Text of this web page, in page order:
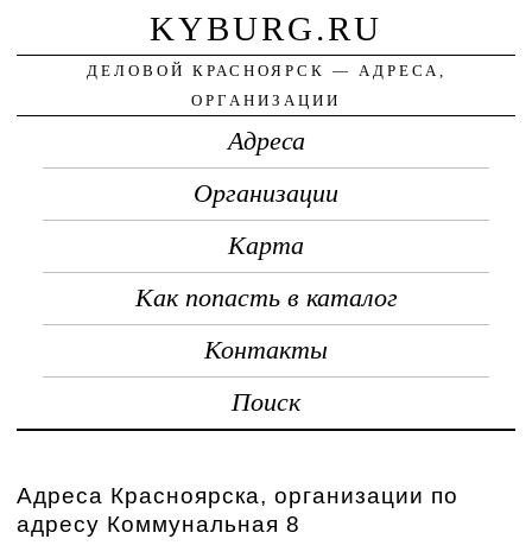
KYBURG.RU
ДЕЛОВОЙ КРАСНОЯРСК — АДРЕСА,
ОРГАНИЗАЦИИ
Адреса
Организации
Карта
Как попасть в каталог
Контакты
Поиск
Адреса Красноярска, организации по
адресу Коммунальная 8